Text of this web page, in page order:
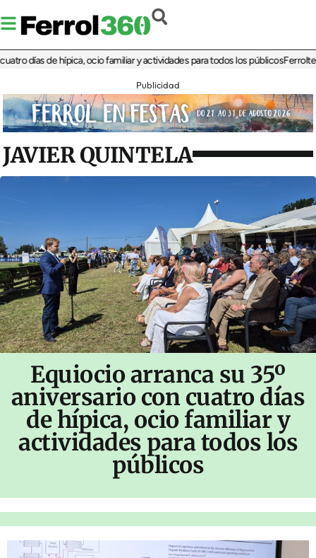
de hípica, ocio familiar y actividades para todos los públicosFerrolterra
Publicidad
JAVIER QUINTELA
Equiocio arranca su 35º
aniversario con cuatro días
de hípica, ocio familiar y
actividades para todos los
públicos